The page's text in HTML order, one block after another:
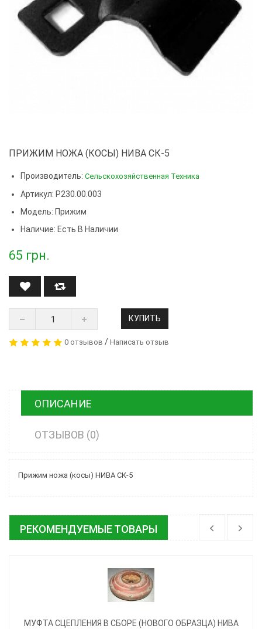
ПРИЖИМ НОЖА (КОСЫ) НИВА СК-5
Производитель: Сельскохозяйственная Техника
Артикул: Р230.00.003
Модель: Прижим
Наличие: Есть В Наличии
65 грн.
КУПИТЬ
0 отзывов / Написать отзыв
ОПИСАНИЕ
ОТЗЫВОВ (0)
Прижим ножа (косы) НИВА СК-5
РЕКОМЕНДУЕМЫЕ ТОВАРЫ
МУФТА СЦЕПЛЕНИЯ В СБОРЕ (НОВОГО ОБРАЗЦА) НИВА